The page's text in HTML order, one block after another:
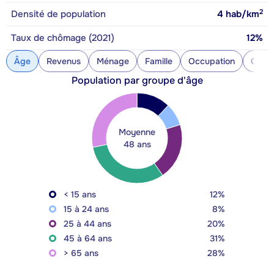
Densité de population 4 hab/km2
Taux de chômage (2021) 12%
Âge Revenus Ménage Famille Occupation
Population par groupe d'âge
Moyenne
48 ans
< 15 ans
12%
15 à 24 ans
8%
25 à 44 ans
20%
45 à 64 ans
31%
> 65 ans
28%